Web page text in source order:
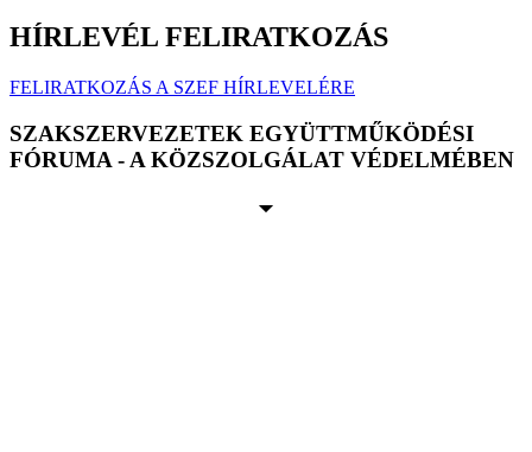
HÍRLEVÉL FELIRATKOZÁS
FELIRATKOZÁS A SZEF HÍRLEVELÉRE
SZAKSZERVEZETEK EGYÜTTMŰKÖDÉSI
FÓRUMA - A KÖZSZOLGÁLAT VÉDELMÉBEN